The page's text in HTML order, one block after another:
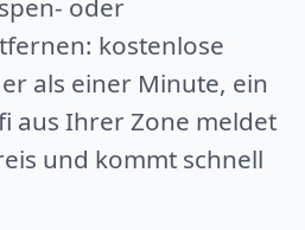
oder
kostenlose
als einer Minute, ein
aus Ihrer Zone meldet
und kommt schnell